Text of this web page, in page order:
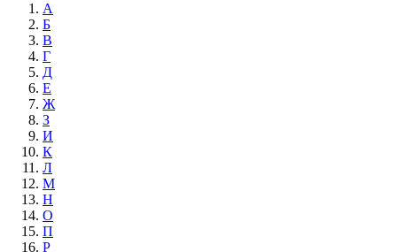
А
Б
В
Г
Д
Е
Ж
З
И
К
Л
М
Н
О
П
Р